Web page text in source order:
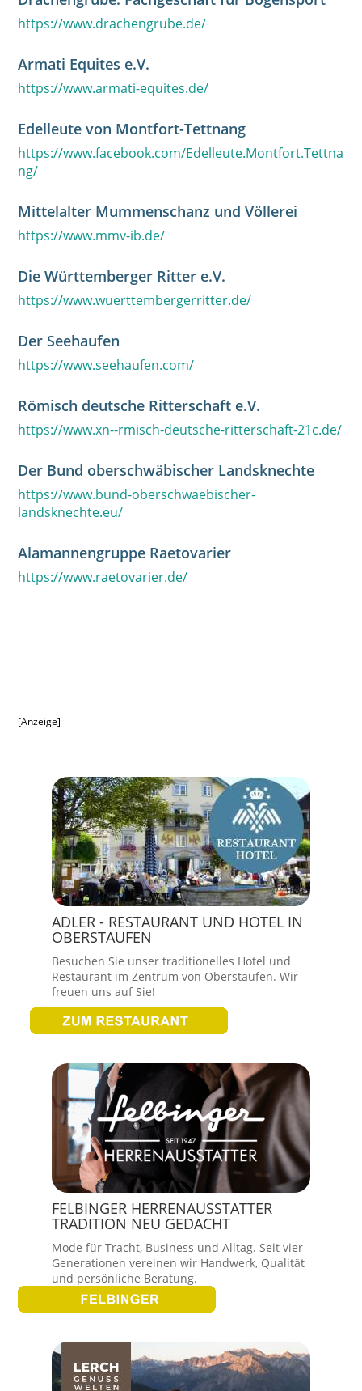
https://www.drachengrube.de/
Armati Equites e.V.
https://www.armati-equites.de/
Edelleute von Montfort-Tettnang
https://www.facebook.com/Edelleute.Montfort.Tettna
ng/
Mittelalter Mummenschanz und Völlerei
https://www.mmv-ib.de/
Die Württemberger Ritter e.V.
https://www.wuerttembergerritter.de/
Der Seehaufen
https://www.seehaufen.com/
Römisch deutsche Ritterschaft e.V.
https://www.xn--rmisch-deutsche-ritterschaft-21c.de/
Der Bund oberschwäbischer Landsknechte
https://www.bund-oberschwaebischer-
landsknechte.eu/
Alamannengruppe Raetovarier
https://www.raetovarier.de/
[Anzeige]
ADLER - RESTAURANT UND HOTEL IN
OBERSTAUFEN
Besuchen Sie unser traditionelles Hotel und
Restaurant im Zentrum von Oberstaufen. Wir
freuen uns auf Sie!
FELBINGER HERRENAUSSTATTER
TRADITION NEU GEDACHT
Mode für Tracht, Business und Alltag. Seit vier
Generationen vereinen wir Handwerk, Qualität
und persönliche Beratung.